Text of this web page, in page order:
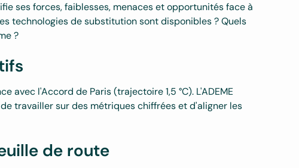
ses forces, faiblesses, menaces et opportunités face à
technologies de substitution sont disponibles ? Quels
?
avec l'Accord de Paris (trajectoire 1,5 °C). L'ADEME
travailler sur des métriques chiffrées et d'aligner les
de route